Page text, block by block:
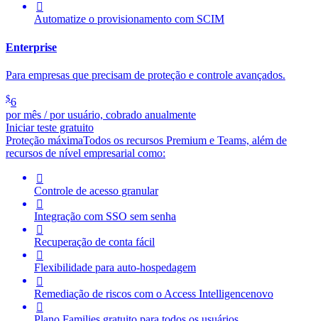

Automatize o provisionamento com SCIM
Enterprise
Para empresas que precisam de proteção e controle avançados.
$6
por mês / por usuário, cobrado anualmente
Iniciar teste gratuito
Proteção máximaTodos os recursos Premium e Teams, além de
recursos de nível empresarial como:

Controle de acesso granular

Integração com SSO sem senha

Recuperação de conta fácil

Flexibilidade para auto-hospedagem

Remediação de riscos com o Access Intelligencenovo
